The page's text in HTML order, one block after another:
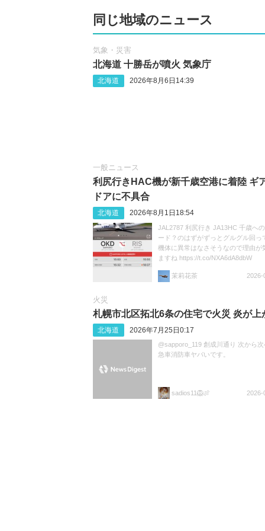
同じ地域のニュース
気象・災害
北海道 十勝岳が噴火 気象庁
北海道 2026年8月6日14:39
一般ニュース
利尻行きHAC機が新千歳空港に着陸 ギ
ドアに不具合
北海道 2026年8月1日18:54
JAL2787 利尻行き JA13HC 千歳へ
ード？のはずがずっとグルグル回っ
機体に異常はなさそうなので理由が
ますね https://t.co/NXA6dA8dbW
茉莉花茶 2026-
火災
札幌市北区拓北6条の住宅で火災 炎が上
北海道 2026年7月25日0:17
@sapporo_119 創成川通り 次から次
急車消防車ヤバいです。
sadios11🦁🍖 2026-